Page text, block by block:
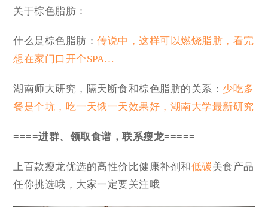
关于棕色脂肪：
什么是棕色脂肪：传说中，这样可以燃烧脂肪，看完
想在家门口开个SPA…
湖南师大研究，隔天断食和棕色脂肪的关系： 少吃多
餐是个坑，吃一天饿一天效果好，湖南大学最新研究
====进群、领取食谱，联系瘦龙=====
上百款瘦龙优选的高性价比健康补剂和低碳美食产品
任你挑选哦，大家一定要关注哦